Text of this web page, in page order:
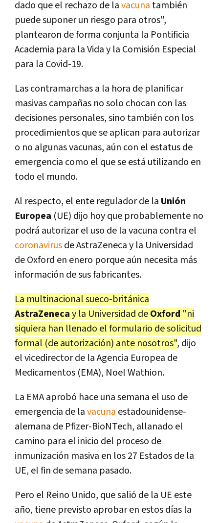
dado que el rechazo de lavacuna también
puede suponer un riesgo para otros",
plantearon de forma conjunta la Pontificia
Academia para la Vida y la Comisión Especial
para la Covid-19.
Las contramarchas a la hora de planificar
masivas campañas no solo chocan con las
decisiones personales, sino también con los
procedimientos que se aplican para autorizar
o no algunas vacunas, aún con el estatus de
emergencia como el que se está utilizando en
todo el mundo.
Al respecto, el ente regulador de la Unión
Europea (UE) dijo hoy que probablemente no
podrá autorizar el uso de la vacuna contra el
coronavirusde AstraZeneca y la Universidad
de Oxford en enero porque aún necesita más
información de sus fabricantes.
La multinacional sueco-británica
AstraZenecay la Universidad deOxford "ni
siquiera han llenado el formulario de solicitud
formal (de autorización) ante nosotros", dijo
el vicedirector de la Agencia Europea de
Medicamentos (EMA), Noel Wathion.
La EMA aprobó hace una semana el uso de
emergencia de lavacuna estadounidense-
alemana de Pfizer-BioNTech, allanado el
camino para el inicio del proceso de
inmunización masiva en los 27 Estados de la
UE, el fin de semana pasado.
Pero el Reino Unido, que salió de la UE este
año, tiene previsto aprobar en estos días la